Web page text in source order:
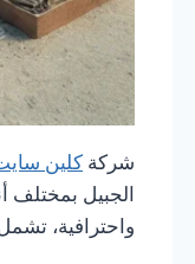
شركة كلين
الجبيل بمختلف
واحترافية،